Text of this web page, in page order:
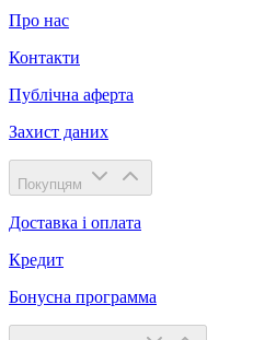
Про нас
Контакти
Публічна аферта
Захист даних
Покупцям
Доставка і оплата
Кредит
Бонусна программа